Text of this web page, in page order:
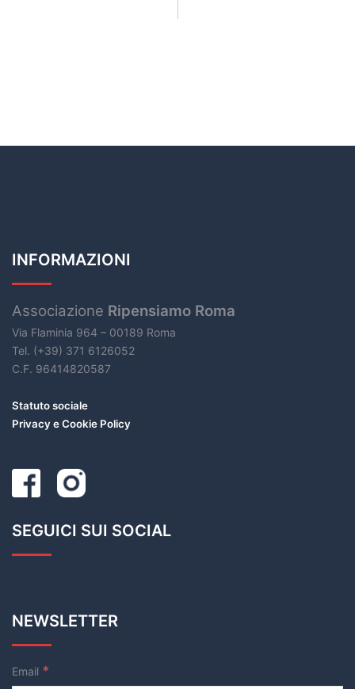
INFORMAZIONI
Associazione Ripensiamo Roma
Via Flaminia 964 – 00189 Roma
Tel. (+39) 371 6126052
C.F. 96414820587
Statuto sociale
Privacy e Cookie Policy
SEGUICI SUI SOCIAL
NEWSLETTER
Email *